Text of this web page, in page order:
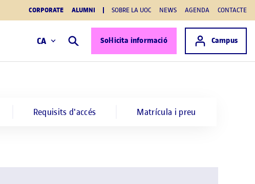
CORPORATE ALUMNI SOBRE LA UOC NEWS AGENDA CONTACTE
Cercar Sol·licita informació Accés a
Campus
CA
Requisits d'accés Matrícula i preu